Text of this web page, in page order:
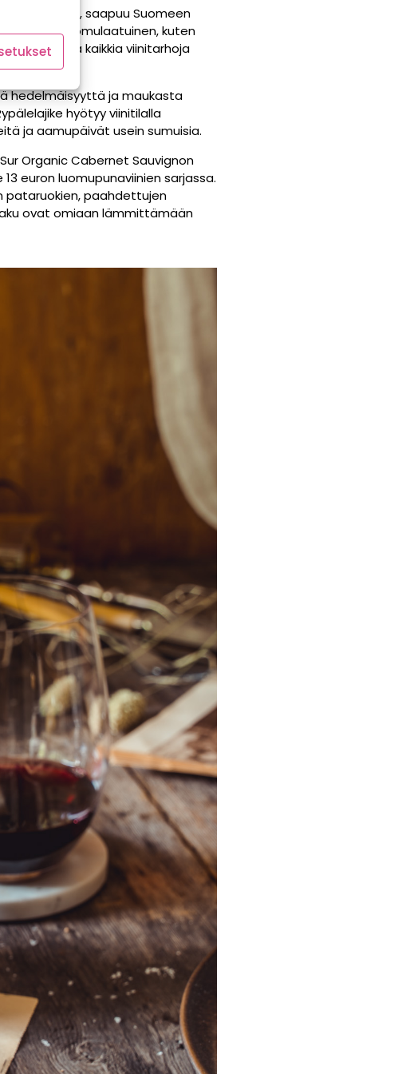
Syrah , saapuu Suomeen
on luomulaatuinen, kuten
ja niinpä kaikkia viinitarhoja
hedelmäisyyttä ja maukasta
hyötyy viinitilalla
ja aamupäivät usein sumuisia.
Organic Cabernet Sauvignon
euron luomupunaviinien sarjassa.
pataruokien, paahdettujen
ovat omiaan lämmittämään